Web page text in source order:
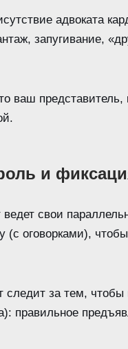
адвоката
запугивание,
ваш представитель,
и
ведет свои
(с оговорками),
следит за тем,
правильное